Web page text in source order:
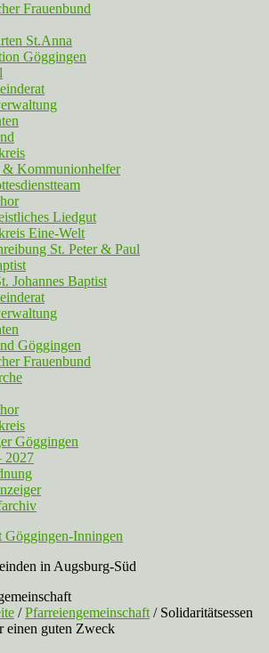
Frauenbund
St.Anna
Göggingen
& Kommunionhelfer
Liedgut
Eine-Welt
St. Peter & Paul
Johannes Baptist
Göggingen
Frauenbund
Göggingen
2027
Göggingen-Inningen
in Augsburg-Süd
/ Pfarreiengemeinschaft /Solidaritätsessen
einen guten Zweck